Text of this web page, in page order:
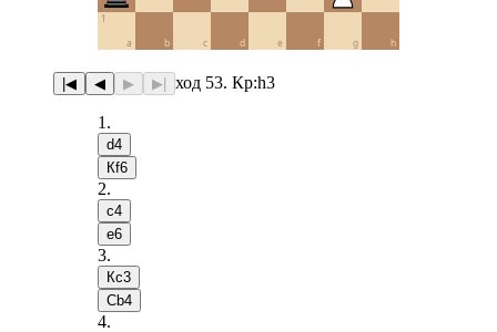
a b c d e f g h
1
|◀ ◀ ▶ ▶| ход 53. Кр:h3
1 .
d4
Кf6
2.
c4
e6
3.
Кc3
Сb4
4.